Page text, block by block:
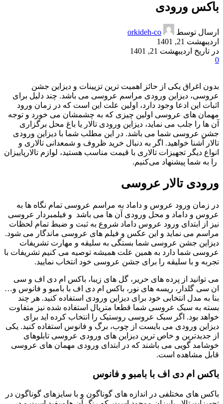
باکس ورودی
ارسال توسط
orkideh-co
اردیبهشت 21, 1401
در تاریخ اردیبهشت 21, 1401
0
بدون اغراق یکی از حائز اهمیت ترین تزیینات و دیزاین جشن
عروسی، دیزاین ورودی مراسم عروسی می باشد. چند دلیل برای
اثبات این ادعا وجود دارد، اولین علت این است که در زمان ورود
مهمان های عروسی اولین چیزی که به چشمشان می خورد و توجه
آن ها را جلب می نماید، دیزاین ورودی تالار یا باغ محل برگزاری
جشن عروسی شما می باشد. در این مطلب شما با دیزاین ورودی
تالار آشنا خواهید. اگر به دنبال خرید ظروف و شمعدانی تالاری و
انواع دیگر تجهیزات تالاری با قیمت مناسب هستید، لوازم تالارپاییزان
را به شما پیشنهاد می‌کنیم.
ورودی تالار عروسی
در زمان ورود عروس و داماد به مراسم عروسی تمام نگاه ها به
عروس و داماد و محل ورودی آن ها می باشد و فیلمبردار عروسی
نیز از ابتدای ورود عروس داماد شروع به ثبت و ضبط تمام لحظات
مراسم می نماید و این عکس و فیلم های عروسی ماندگار می شود.
دیزاین جشن عروسی شما بستگی به سلیقه و مهارت تشریفات
عروسی شما دارد به همین علت همیشه توصیه می کنیم تشریفات با
تجربه و با سلیقه را برای جشن عروسی خود انتخاب نمایید.
می توانید از پرده های حریر، گل های زیبا، باکس ام دی اف و سی
ان سی گلدار، ریسه های نور، باکس ام دی اف با بامبو و فانوس و…
بنا به مدل انتخابی خود برای دیزاین ورودی استفاده کنید. هر چند
بسته به سبک عروسی شما قطعا متریال استفاده شده نیز متفاوت
خواهد بود. اگر سبک عروسی روستیک را انتخاب کرده اید برای
دیزاین ورودی می بایست از چوب، برگ و فانوس استفاده کنید. یکی
از جدیدترین و خاص ترین دیزاین های ورودی عروسی تابلوهای
خوشامد گویی می باشند که در ابتدای ورودی مهمان های عروسی
قابل مشاهده است.
باکس ام دی اف با بامبو و فانوس
باکس های مختلفی در اندازه های گوناگون و با سایزهای گوناگون در